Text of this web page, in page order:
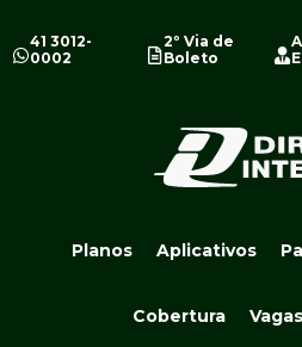
41 3012-
0002
2º Via de
Boleto
Planos Aplicativos
Cobertura Vagas